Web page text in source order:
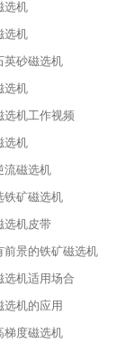
选机
选机
英砂磁选机
选机
选机工作视频
选机
流磁选机
铁矿磁选机
选机皮带
前景的铁矿磁选机
选机适用场合
选机的应用
梯度磁选机